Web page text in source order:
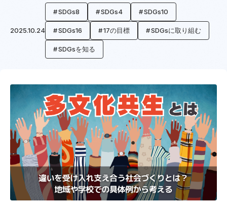
2025.10.24
SDGs8 SDGs4 SDGs10
SDGs16 17の目標 SDGsに取り組む
SDGsを知る